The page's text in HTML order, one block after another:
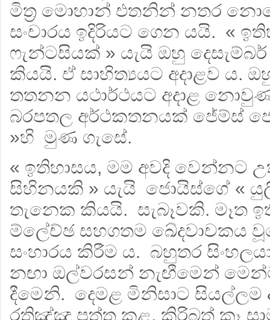
මිත්‍ර මොහාන් එතනින් නතර
සංචාරය ඉදිරියට ගෙන යයි. «
ෆැන්ටසියක් » යැයි ඔහු
කියයි. ඒ සාහිත්‍යයට අදාළව ය.
තතනන යථාර්ථයට අදාළ
බරපතල අර්ථකතනයක් ජේම්ස්
»හි මුණ ගැසේ.
« ඉතිහාසය, මම අවදි වෙන්නට
සිහිනයකි » යැයි ජොයිස්ගේ «
තැනෙක කියයි. සැබෑවකි. මෑත
ම්ලේච්ඡ සහගතම ඛේදවාචකය
සංහාරය කිරීම ය. බහුතර
නඟා ඔල්වරසන් නැඟීමෙන්
දීමෙනි. දෙමළ මිනිසාට
රතිඤ්ඤා පත්තු කළ, කිරිබත් කෑ